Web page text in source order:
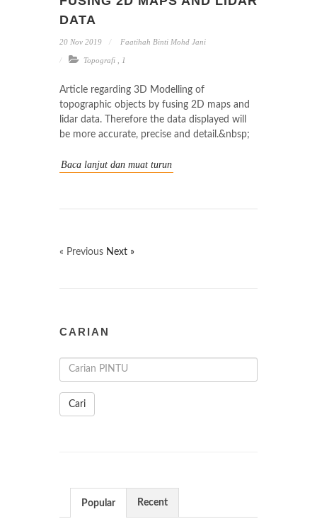
DATA
20 Nov 2019 Faatihah Binti Mohd Jani
Topografi 1
Article regarding 3D Modelling of
topographic objects by fusing 2D maps and
lidar data. Therefore the data displayed will
be more accurate, precise and detail.&nbsp;
Baca lanjut dan muat turun
« Previous Next »
CARIAN
Cari
Popular Recent